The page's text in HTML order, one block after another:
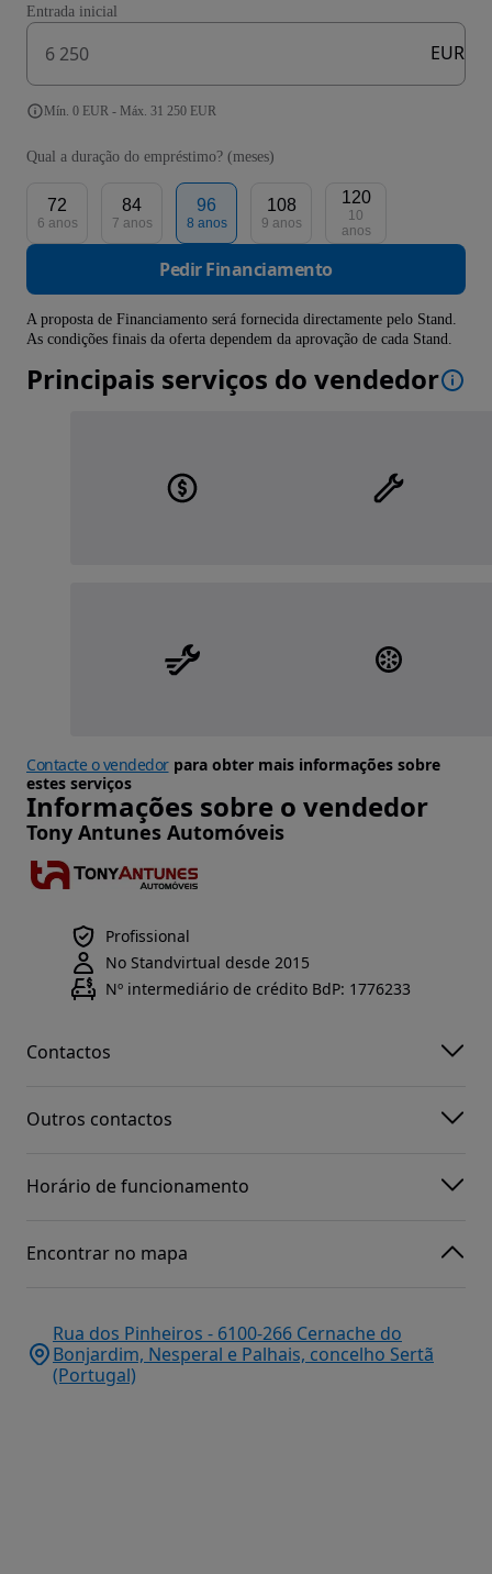
Entrada inicial
EUR
Mín. 0 EUR - Máx. 31 250 EUR
Qual a duração do empréstimo? (meses)
72
6 anos
84
7 anos
96
8 anos
108
9 anos
120
10
anos
Pedir Financiamento
A proposta de Financiamento será fornecida directamente pelo Stand.
As condições finais da oferta dependem da aprovação de cada Stand.
Principais serviços do vendedor
Contacte o vendedorpara obter mais informações sobre
estes serviços
Informações sobre o vendedor
Tony Antunes Automóveis
Profissional
No Standvirtual desde 2015
Nº intermediário de crédito BdP: 1776233
Contactos
Outros contactos
Horário de funcionamento
Encontrar no mapa
Rua dos Pinheiros - 6100-266 Cernache do
Bonjardim, Nesperal e Palhais, concelho Sertã
(Portugal)